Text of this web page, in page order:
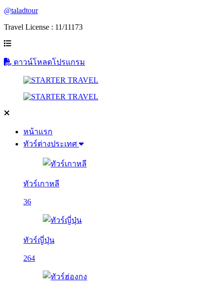
@taladtour
Travel License : 11/11173
ดาวน์โหลดโปรแกรม
หน้าแรก
ทัวร์ต่างประเทศ
ทัวร์เกาหลี
36
ทัวร์ญี่ปุ่น
264